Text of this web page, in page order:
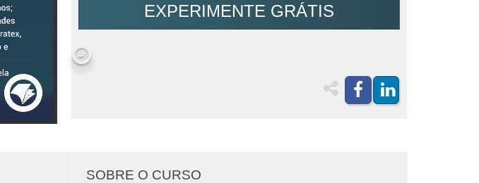
EXPERIMENTE GRÁTIS
SOBRE O CURSO